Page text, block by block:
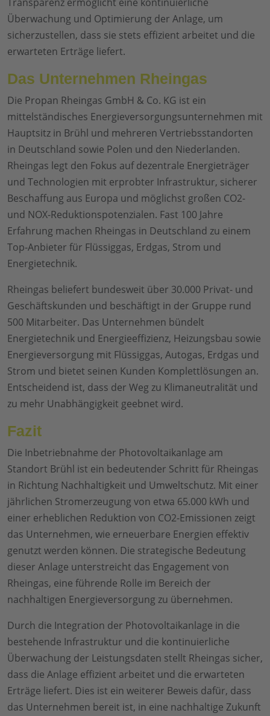
Überwachung und Optimierung der Anlage, um
sicherzustellen, dass sie stets effizient arbeitet und die
erwarteten Erträge liefert.
Das Unternehmen Rheingas
Die Propan Rheingas GmbH & Co. KG ist ein
mittelständisches Energieversorgungsunternehmen mit
Hauptsitz in Brühl und mehreren Vertriebsstandorten
in Deutschland sowie Polen und den Niederlanden.
Rheingas legt den Fokus auf dezentrale Energieträger
und Technologien mit erprobter Infrastruktur, sicherer
Beschaffung aus Europa und möglichst großen CO2-
und NOX-Reduktionspotenzialen. Fast 100 Jahre
Erfahrung machen Rheingas in Deutschland zu einem
Top-Anbieter für Flüssiggas, Erdgas, Strom und
Energietechnik.
Rheingas beliefert bundesweit über 30.000 Privat- und
Geschäftskunden und beschäftigt in der Gruppe rund
500 Mitarbeiter. Das Unternehmen bündelt
Energietechnik und Energieeffizienz, Heizungsbau sowie
Energieversorgung mit Flüssiggas, Autogas, Erdgas und
Strom und bietet seinen Kunden Komplettlösungen an.
Entscheidend ist, dass der Weg zu Klimaneutralität und
zu mehr Unabhängigkeit geebnet wird.
Fazit
Die Inbetriebnahme der Photovoltaikanlage am
Standort Brühl ist ein bedeutender Schritt für Rheingas
in Richtung Nachhaltigkeit und Umweltschutz. Mit einer
jährlichen Stromerzeugung von etwa 65.000 kWh und
einer erheblichen Reduktion von CO2-Emissionen zeigt
das Unternehmen, wie erneuerbare Energien effektiv
genutzt werden können. Die strategische Bedeutung
dieser Anlage unterstreicht das Engagement von
Rheingas, eine führende Rolle im Bereich der
nachhaltigen Energieversorgung zu übernehmen.
Durch die Integration der Photovoltaikanlage in die
bestehende Infrastruktur und die kontinuierliche
Überwachung der Leistungsdaten stellt Rheingas sicher,
dass die Anlage effizient arbeitet und die erwarteten
Erträge liefert. Dies ist ein weiterer Beweis dafür, dass
das Unternehmen bereit ist, in eine nachhaltige Zukunft